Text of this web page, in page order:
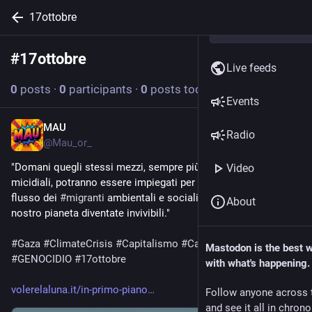
17ottobre
#17ottobre Follow hashtag
0 posts · 0 participants · 0 posts today
Oct 17, 2025
MAU
@Mau_or_
"Domani quegli stessi mezzi, sempre più sofisticati e
micidiali, potranno essere impiegati per cercare di fermare il
flusso dei #migranti ambientali e sociali in fuga dalle aree del
nostro pianeta diventate invivibili."
#Gaza #ClimateCrisis #Capitalismo #CambiamentoClimatico
#GENOCIDIO #17ottobre
volerelaluna.it/in-primo-piano
Live feeds
Events
Radio
Video
About
Mastodon is the best
with what's happening.
Follow anyone across
and see it all in